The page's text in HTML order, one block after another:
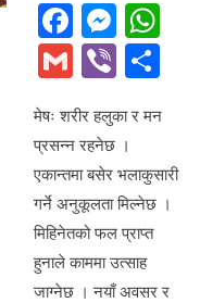
F
a
c
e
b
o
o
k
M
e
ss
e
n
g
er
s
A
p
G
ail
Vi
er ar
e
मेषः शरीर हलुका र मन
प्रसन्न रहनेछ ।
एकान्तमा बसेर भलाकुसारी
गर्ने अनुकूलता मिल्नेछ ।
मिहिनेतको फल प्राप्त
हुनाले काममा उत्साह
जाग्नेछ । नयाँ अवसर र